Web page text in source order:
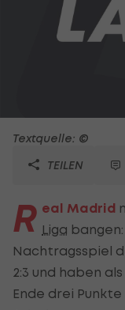
Textquelle: ©
TEILEN
R eal Madrid
Liga
Nachtragsspiel
2:3 und haben
Ende drei